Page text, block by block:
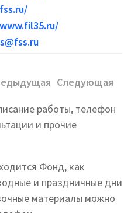
Следующая
работы, телефон
и прочие
Фонд, как
и праздничные дни
материалы можно